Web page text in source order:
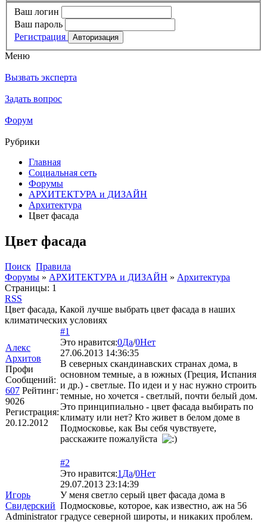
Ваш логин
Ваш пароль
Регистрация
Меню
Вызвать эксперта
Задать вопрос
Форум
Рубрики
Главная
Социальная сеть
Форумы
АРХИТЕКТУРА и ДИЗАЙН
Архитектура
Цвет фасада
Цвет фасада
Поиск Правила
Форумы » АРХИТЕКТУРА и ДИЗАЙН » Архитектура
Страницы: 1
RSS
Цвет фасада, Какой лучше выбрать цвет фасада в наших
климатических условиях
Алекс
Архитов
Профи
Сообщений:
607 Рейтинг:
9026
Регистрация:
20.12.2012
#1
Это нравится:0Да/0Нет
27.06.2013 14:36:35
В северных скандинавских странах дома, в
основном темные, а в южных (Греция, Испания
и др.) - светлые. По идеи и у нас нужно строить
темные, но хочется - светлый, почти белый дом.
Это принципиально - цвет фасада выбирать по
климату или нет? Кто живет в белом доме в
Подмосковье, как Вы себя чувствуете,
расскажите пожалуйста
Игорь
Свидерский
Administrator
#2
Это нравится:1 Да/0Нет
29.07.2013 23:14:39
У меня светло серый цвет фасада дома в
Подмосковье, которое, как известно, аж на 56
градусе северной широты, и никаких проблем.